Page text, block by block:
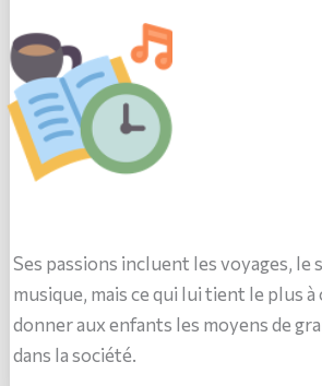
Ses passions incluent les voyages, le
musique, mais ce qui lui tient le plus à
donner aux enfants les moyens de
dans la société.